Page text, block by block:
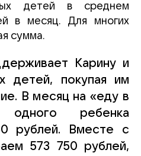
детей в среднем
в месяц. Для многих
сумма.
Карину и
детей, покупая им
В месяц на «еду в
одного ребенка
рублей. Вместе с
573 750 рублей,